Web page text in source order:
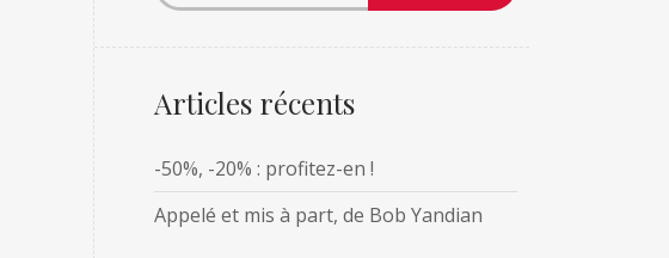
Articles récents
-50%, -20% : profitez-en !
Appelé et mis à part, de Bob Yandian